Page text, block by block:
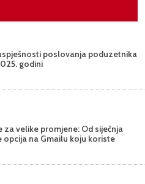
poslovanja poduzetnika
godini
za velike promjene: Od siječnja
opcija na Gmailu koju koriste